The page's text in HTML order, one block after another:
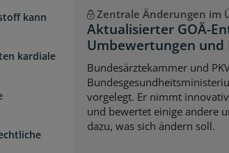
kann
kardiale
Zentrale Änderungen im
Aktualisierter GOÄ-
Umbewertungen
Bundesärztekammer und
vorgelegt. Er nimmt
und bewertet einige andere
dazu, was sich ändern soll.